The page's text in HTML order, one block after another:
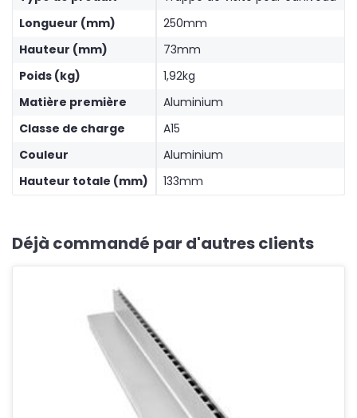
Longueur (mm)
250mm
Hauteur (mm)
73mm
Poids (kg)
1,92kg
Matière première
Aluminium
Classe de charge
A15
Couleur
Aluminium
Hauteur totale (mm)
133mm
Déjà commandé par d'autres clients